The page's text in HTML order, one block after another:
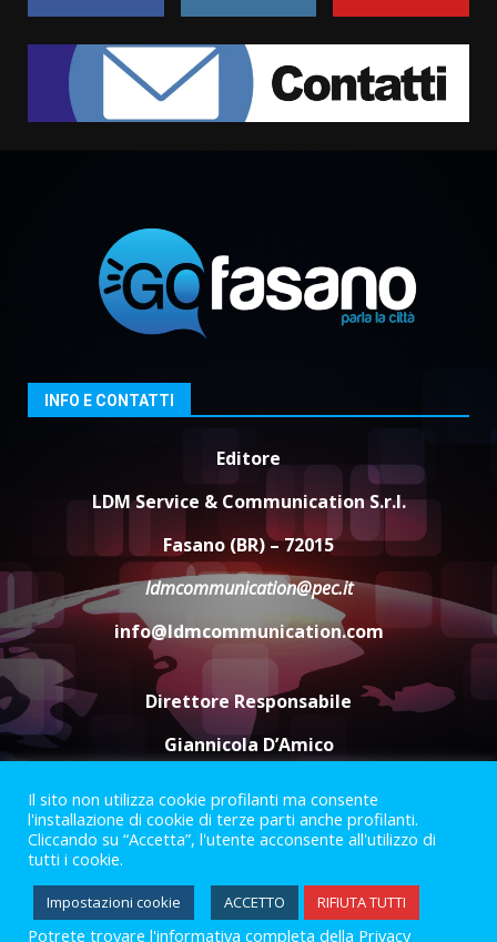
1
La Banda Città di Fasano apre
ufficialmente la Festa di
Savelletri
8 Agosto 2026 11:00
Santis
8 Agosto 2026 07:30
3
Politiche Giovanili e Mobilità
Sostenibile: premiati gli studenti
giusta”
“I Contestatori: Musica di
Rivoluzione”: nuovo
appuntamento con “Fasano in
7 Agosto 2026 06:05
US Fasano, Scianaro: “Profonda
amarezza per esclusione dal
campionato di calcio”
7 Agosto 2026 06:00
INFO E CONTATTI
Editore
LDM Service & Communication S.r.l.
Fasano (BR) – 72015
ldmcommunication@pec.it
info@ldmcommunication.com
Direttore Responsabile
Giannicola D’Amico
Termini e Condizioni
Privacy Policy
Informazioni Legali
Facebook
Instagram
Youtube
Il sito non utilizza cookie profilanti ma consente
l'installazione di cookie di terze parti anche profilanti.
Cliccando su “Accetta”, l'utente acconsente all'utilizzo di
tutti i cookie.
Impostazioni cookie ACCETTO RIFIUTA TUTTI
Potrete trovare l'informativa completa della Privacy